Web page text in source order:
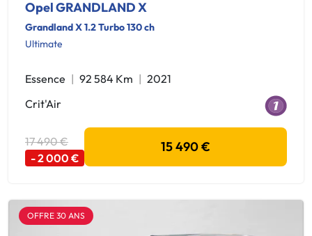
Opel GRANDLAND X
Grandland X 1.2 Turbo 130 ch
Ultimate
Essence 92 584 Km
2021
Crit'Air
17 490 €
- 2 000 €
15 490 €
OFFRE 30 ANS